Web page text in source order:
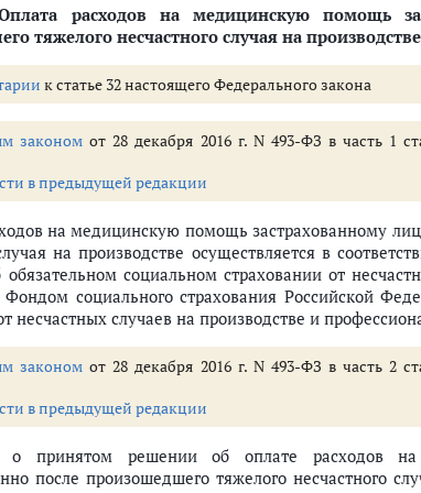
расходов на медицинскую помощь
тяжелого несчастного случая на производстве
к статье 32 настоящего Федерального закона
законом от 28 декабря 2016 г. N 493-ФЗ в часть 1
в предыдущей редакции
на медицинскую помощь застрахованному
на производстве осуществляется в
социальном страховании от
социального страхования Российской
несчастных случаев на производстве и
законом от 28 декабря 2016 г. N 493-ФЗ в часть 2
в предыдущей редакции
принятом решении об оплате расходов на
после произошедшего тяжелого несчастного